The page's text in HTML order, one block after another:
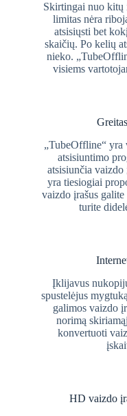
Skirtingai nuo kitų
limitas nėra
atsisiųsti bet
skaičių. Po kelių
nieko.
visiems
„TubeOffline“ yra
atsisiuntimo
atsisiunčia
yra tiesiogiai
vaizdo įrašus
turite
Įklijavus
spustelėjus
galimos vaizdo
norimą
konvertuoti
HD vaizdo